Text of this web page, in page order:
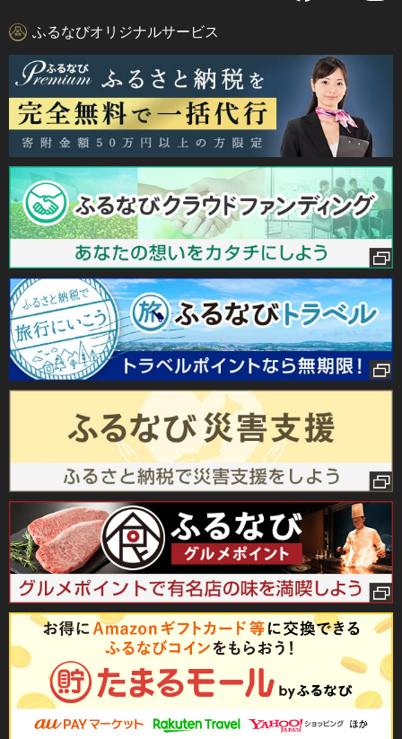
ふるなびオリジナルサービス